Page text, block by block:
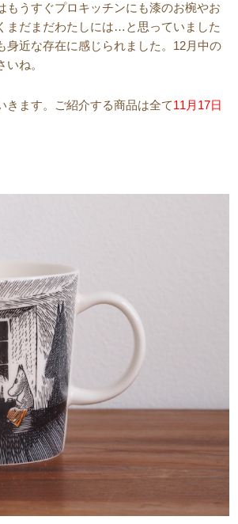
うすぐプロキッチンにも漆のお椀やお
まだまだわたしには…と思っていました
近な存在に感じられました。12月中の
ね。
きます。ご紹介する商品は全て11月17日